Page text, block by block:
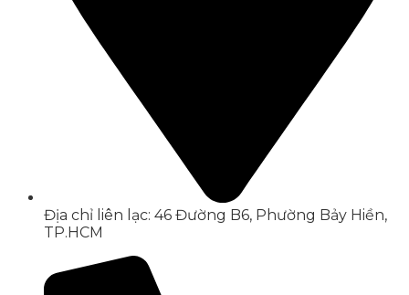
Địa chỉ liên lạc: 46 Đường B6, Phường Bảy Hiền,
TP.HCM